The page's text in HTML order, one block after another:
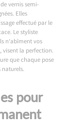
vernis semi-
Elles
effectué par le
Le styliste
n’abîment vos
visent la perfection.
que chaque pose
pour